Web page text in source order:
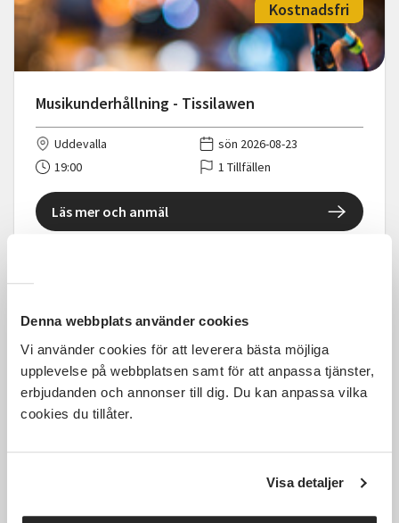
Denna webbplats använder cookies
Vi använder cookies för att leverera bästa möjliga
upplevelse på webbplatsen samt för att anpassa tjänster,
erbjudanden och annonser till dig. Du kan anpassa vilka
cookies du tillåter.
Visa detaljer
Musikunderhållning - Tissilawen
Kostnadsfri
Uddevalla
sön 2026-08-23
19:00
1 Tillfällen
Läs mer och anmäl
resa med Åsa Fång mfl (Aktiva